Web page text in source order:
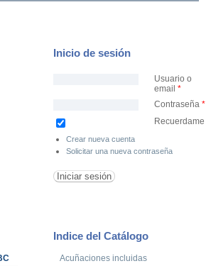
Inicio de sesión
Usuario o
email *
Contraseña *
Recuerdame
Crear nueva cuenta
Solicitar una nueva contraseña
Indice del Catálogo
Acuñaciones incluidas